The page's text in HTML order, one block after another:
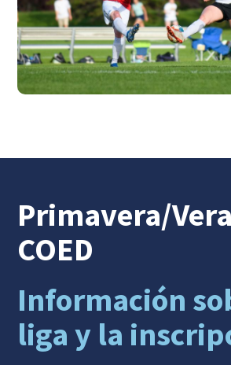
Primavera/
COED
Información
liga y la